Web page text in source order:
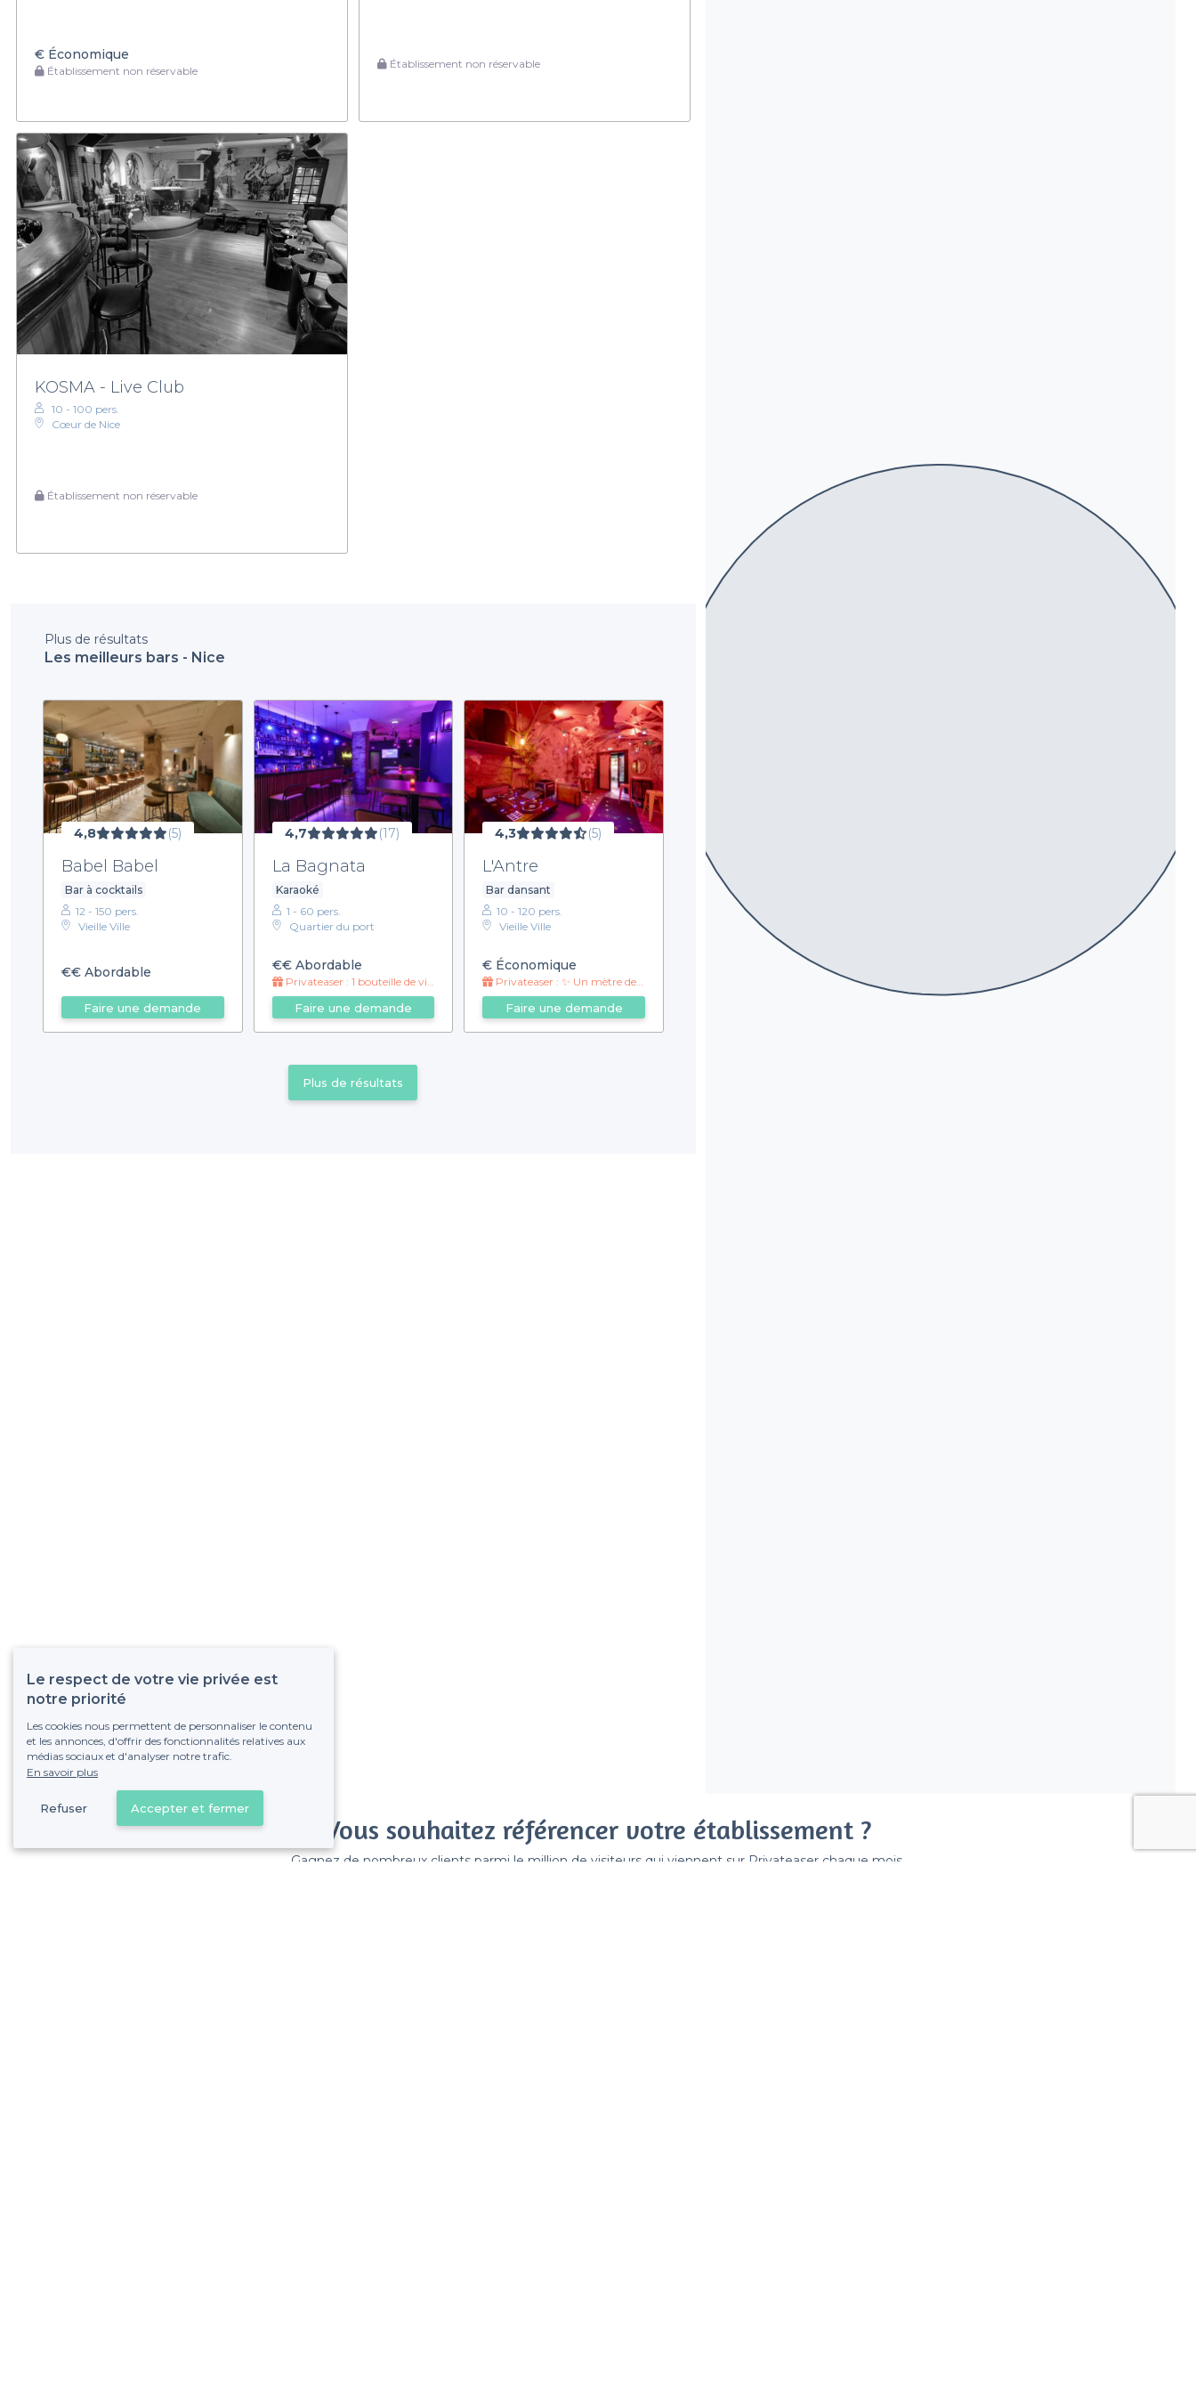
€ Économique
Établissement non réservable
Établissement non réservable
KOSMA - Live Club
10 - 100 pers.
Cœur de Nice
Établissement non réservable
Plus de résultats
Les meilleurs bars - Nice
4,8 (5)
Babel Babel
Bar à cocktails
12 - 150 pers.
Vieille Ville
€€ Abordable
Faire une demande
4,7 (17)
La Bagnata
Karaoké
1 - 60 pers.
Quartier du port
€€Abordable
Privateaser : 1 bouteille de vin achetée = 1 planche mixte offerte
Faire une demande
4,3 (5)
L'Antre
Bar dansant
10 - 120 pers.
Vieille Ville
€ Économique
Privateaser : ✨ Un mètre de shot offert
Faire une demande
Plus de résultats
Vous souhaitez référencer votre établissement ?
Gagnez de nombreux clients parmi le million de visiteurs qui viennent sur Privateaser chaque mois.
Le respect de votre vie privée est
notre priorité
Les cookies nous permettent de personnaliser le contenu
et les annonces, d'offrir des fonctionnalités relatives aux
médias sociaux et d'analyser notre trafic.
En savoir plus
Refuser Accepter et fermer